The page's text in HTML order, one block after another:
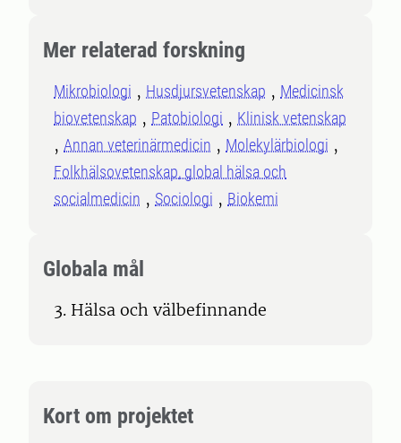
Mer relaterad forskning
Mikrobiologi Husdjursvetenskap
Medicinsk
biovetenskap
Patobiologi
Klinisk vetenskap
Annan veterinärmedicin
Molekylärbiologi
Folkhälsovetenskap, global hälsa och
socialmedicin
Sociologi Biokemi
Globala mål
3. Hälsa och välbefinnande
Kort om projektet